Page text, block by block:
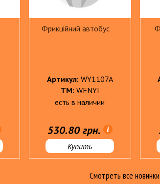
Фрикційний автобус
Артикул: WY1107A
ТМ: WENYI
есть в наличии
530.80 грн.
Купить
Смотреть все новинки